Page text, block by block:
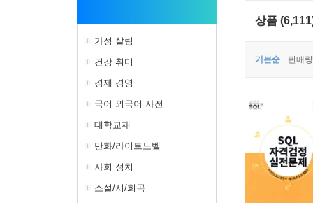
가정 살림
건강 취미
경제 경영
국어 외국어 사전
대학교재
만화/라이트노벨
사회 정치
소설/시/희곡
상품
기본순 판매